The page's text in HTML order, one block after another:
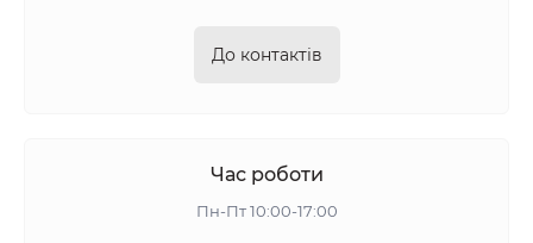
До контактів
Час роботи
Пн-Пт 10:00-17:00